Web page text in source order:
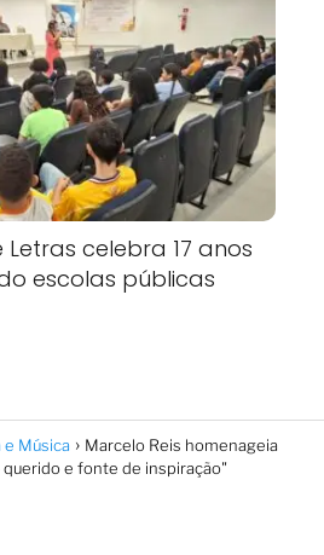
celebra 17 anos
escolas públicas
e Música
Marcelo Reis homenageia
querido e fonte de inspiração"